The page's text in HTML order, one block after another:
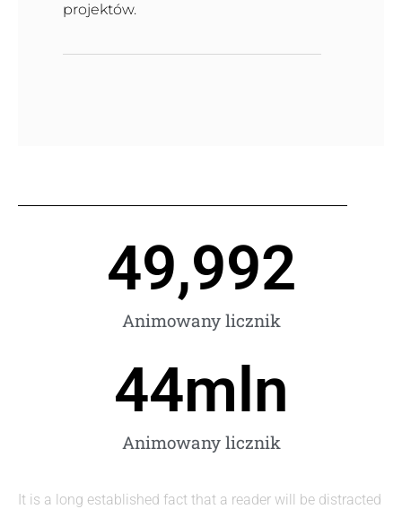
projektów.
Animowany licznik
50,000
Animowany licznik
45mln
It is a long established fact that a reader will be distracted